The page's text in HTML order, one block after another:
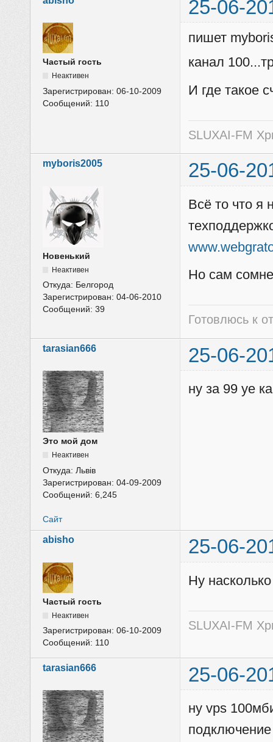
25-06-
Частый гость
Неактивен
Зарегистрирован:06-10-2009
Сообщений: 110
пишет
канал
И где такое
SLUXAI-FM
myboris2005 25-06-
Новенький
Неактивен
Откуда: Белгород
Зарегистрирован:04-06-2010
Сообщений:39
Всё то что я
Но сам
Готовлюсь к
tarasian666 25-06-
Это мой дом
Неактивен
Откуда:Львів
Зарегистрирован:04-09-2009
Сообщений:6,245
ну за 99 уе
Сайт
abisho 25-06-
Частый гость
Неактивен
Зарегистрирован:06-10-2009
Сообщений: 110
Ну
SLUXAI-FM
tarasian666 25-06-
ну vps